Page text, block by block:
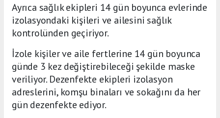
Ayrıca sağlık ekipleri 14 gün boyunca evlerinde
izolasyondaki kişileri ve ailesini sağlık
kontrolünden geçiriyor.
İzole kişiler ve aile fertlerine 14 gün boyunca
günde 3 kez değiştirebileceği şekilde maske
veriliyor. Dezenfekte ekipleri izolasyon
adreslerini, komşu binaları ve sokağını da her
gün dezenfekte ediyor.